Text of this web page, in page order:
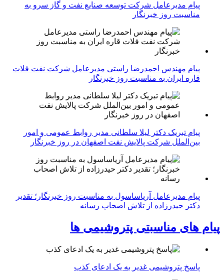
پیام مدیرعامل شرکت توسعه صنایع نفت و گاز سرو به
مناسبت روز خبرنگار
پیام مهندس احمدرضا راستی مدیرعامل شرکت نفت فلات
قاره ایران به مناسبت روز خبرنگار
پیام تبریک دکتر لیلا سلطانی مدیر روابط عمومی و امور
بین‌الملل شرکت پالایش نفت اصفهان در روز خبرنگار
پیام مدیرعامل آریاساسول به مناسبت روز خبرنگار؛ تقدیر
دکتر حیدرزاده از تلاش اصحاب رسانه
پیام های مناسبتی پتروشیمی ها
پاسخ پتروشیمی غدیر به یک ادعای کذب